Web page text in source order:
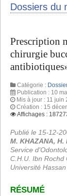
Dossiers du
Prescription
chirurgie
Catégorie :
Publication : 10
Mis à jour : 11 juin
Création : 15
Affichages :
Publié le 15-12-
M. KHAZANA, H.
Service
C.H.U. Ibn Rochd
Université
RÉSUMÉ